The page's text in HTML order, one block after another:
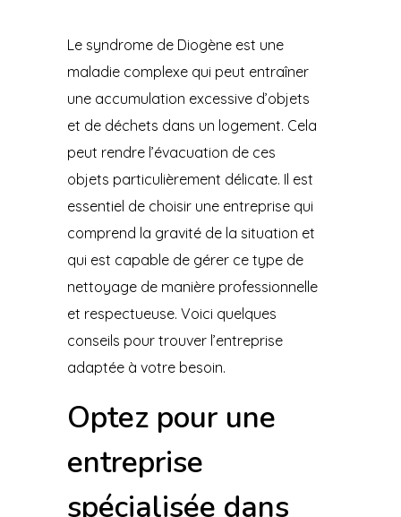
Le syndrome de Diogène est une
maladie complexe qui peut entraîner
une accumulation excessive d’objets
et de déchets dans un logement. Cela
peut rendre l’évacuation de ces
objets particulièrement délicate. Il est
essentiel de choisir une entreprise qui
comprend la gravité de la situation et
qui est capable de gérer ce type de
nettoyage de manière professionnelle
et respectueuse. Voici quelques
conseils pour trouver l’entreprise
adaptée à votre besoin.
Optez pour une
entreprise
spécialisée dans